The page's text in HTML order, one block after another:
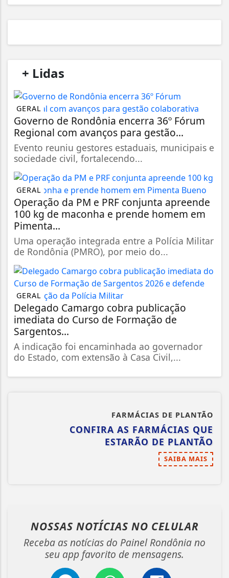
+ Lidas
GERAL
Governo de Rondônia encerra 36º Fórum
Regional com avanços para gestão...
Evento reuniu gestores estaduais, municipais e
sociedade civil, fortalecendo...
GERAL
Operação da PM e PRF conjunta apreende
100 kg de maconha e prende homem em
Pimenta...
Uma operação integrada entre a Polícia Militar
de Rondônia (PMRO), por meio do...
GERAL
Delegado Camargo cobra publicação
imediata do Curso de Formação de
Sargentos...
A indicação foi encaminhada ao governador
do Estado, com extensão à Casa Civil,...
FARMÁCIAS DE PLANTÃO
CONFIRA AS FARMÁCIAS QUE
ESTARÃO DE PLANTÃO
SAIBA MAIS
NOSSAS NOTÍCIAS NO CELULAR
Receba as notícias do Painel Rondônia no
seu app favorito de mensagens.